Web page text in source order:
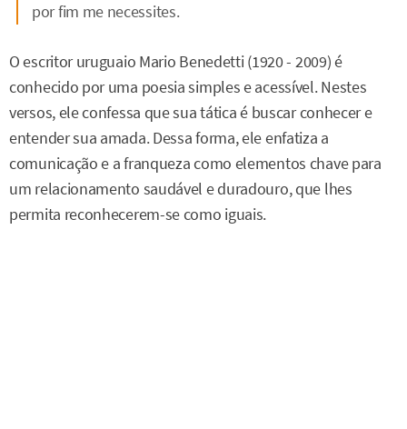
por fim me necessites.
O escritor uruguaio Mario Benedetti (1920 - 2009) é
conhecido por uma poesia simples e acessível. Nestes
versos, ele confessa que sua tática é buscar conhecer e
entender sua amada. Dessa forma, ele enfatiza a
comunicação e a franqueza como elementos chave para
um relacionamento saudável e duradouro, que lhes
permita reconhecerem-se como iguais.